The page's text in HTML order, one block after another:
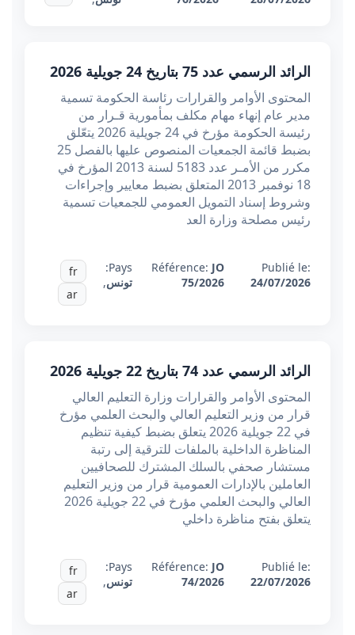
الرائد الرسمي عدد 75 بتاريخ 24 جويلية 2026
المحتوى الأوامر والقرارات رئاسة الحكومة تسمية
مدير عام إنهاء مهام مكلف بمأمورية قـرار من
رئيسة الحكومة مؤرخ في 24 جويلية 2026 يتعّلق
بضبط قائمة الجمعيات المنصوص عليها بالفصل 25
مكرر من الأمـر عدد 5183 لسنة 2013 المؤرخ في
18 نوفمبر 2013 المتعلق بضبط معايير وإجراءات
وشروط إسناد التمويل العمومي للجمعيات تسمية
رئيس مصلحة وزارة العد
Publié le:
24/07/2026
Référence: JO
75/2026
Pays:
تونس,
fr
ar
الرائد الرسمي عدد 74 بتاريخ 22 جويلية 2026
المحتوى الأوامر والقرارات وزارة التعليم العالي
قرار من وزير التعليم العالي والبحث العلمي مؤرخ
في 22 جويلية 2026 يتعلق بضبط كيفية تنظيم
المناظرة الداخلية بالملفات للترقية إلى رتبة
مستشار صحفي بالسلك المشترك للصحافيين
العاملين بالإدارات العمومية قرار من وزير التعليم
العالي والبحث العلمي مؤرخ في 22 جويلية 2026
يتعلق بفتح مناظرة داخلي
Publié le:
22/07/2026
Référence: JO
74/2026
Pays:
تونس,
fr
ar